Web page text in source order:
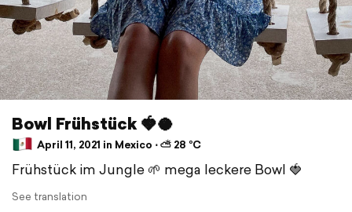
Bowl Frühstück 🍓🥥
April 11, 2021 in Mexico ⋅ ⛅ 28 °C
Frühstück im Jungle 🌱 mega leckere Bowl 🍓
See translation